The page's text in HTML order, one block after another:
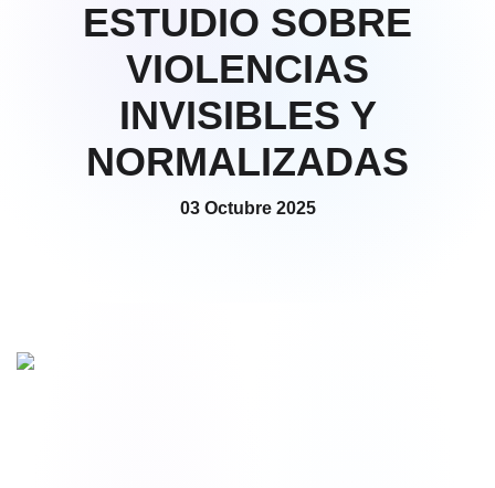
ESTUDIO SOBRE
VIOLENCIAS
INVISIBLES Y
NORMALIZADAS
03 Octubre 2025